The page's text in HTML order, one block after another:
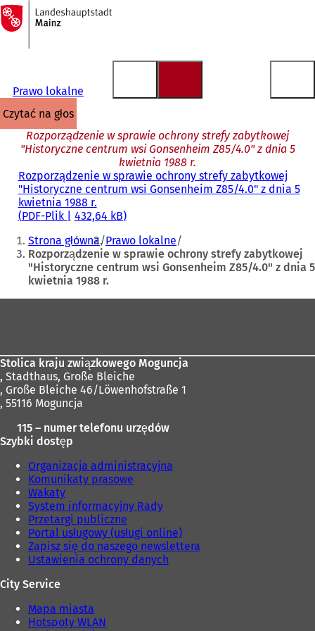
Przejdź do treści
Do
strony
głównej
Prawo lokalne
czytać na głos
Rozporządzenie w sprawie ochrony strefy zabytkowej
"Historyczne centrum wsi Gonsenheim Z85/4.0" z dnia 5
kwietnia 1988 r.
Rozporządzenie w sprawie ochrony strefy zabytkowej
"Historyczne centrum wsi Gonsenheim Z85/4.0" z dnia 5
kwietnia 1988 r.
PDF-Plik 432,64 kB
Jesteś
tutaj:
Strona główna Prawo lokalne
Rozporządzenie w sprawie ochrony strefy zabytkowej
"Historyczne centrum wsi Gonsenheim Z85/4.0" z dnia 5
kwietnia 1988 r.
Stolica kraju związkowego Moguncja
, Stadthaus, Große Bleiche
, Große Bleiche 46/Löwenhofstraße 1
, 55116 Moguncja
115 – numer telefonu urzędów
Szybki dostęp
Organizacja administracyjna
Komunikaty prasowe
Wakaty
System informacyjny Rady
Przetargi publiczne
Portal usługowy (usługi online)
Zapisz się do naszego newslettera
Ustawienia ochrony danych
City Service
Mapa miasta
Hotspoty WLAN